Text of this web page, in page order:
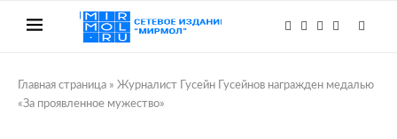
Главная страница » Журналист Гусейн Гусейнов награжден медалью
«За проявленное мужество»